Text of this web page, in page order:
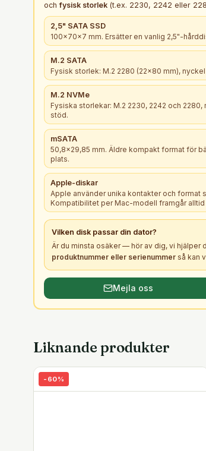
ochfysisk storlek (t.ex. 2230, 2242 eller
2,5" SATA SSD
100×70×7 mm. Ersätter en vanlig 2,5"-
M.2 SATA
Fysisk storlek: M.2 2280 (22×80 mm),
M.2 NVMe
Fysiska storlekar: M.2 2230, 2242 och
stöd.
mSATA
50,8×29,85 mm. Äldre kompakt format för
plats.
Apple-diskar
Apple använder unika kontakter och format
Kompatibilitet per Mac-modell framgår
Vilken disk passar din dator?
Är du minsta osäker — hör av dig, vi hjälper
produktnummer eller serienummer så kan
Mejla oss
Liknande produkter
- 60%